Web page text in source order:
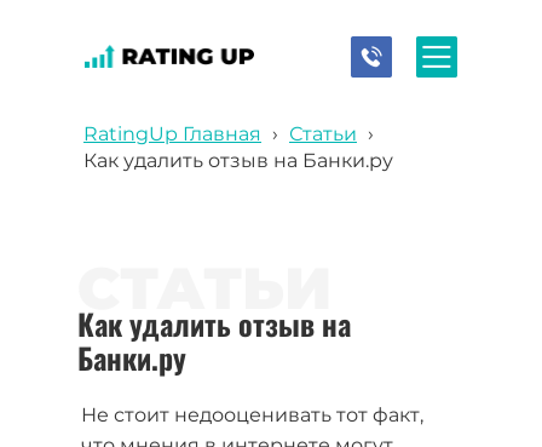
Как удалить отзыв на
Банки.ру
RatingUp Главная › Статьи ›
Как удалить отзыв на Банки.ру
Не стоит недооценивать тот факт,